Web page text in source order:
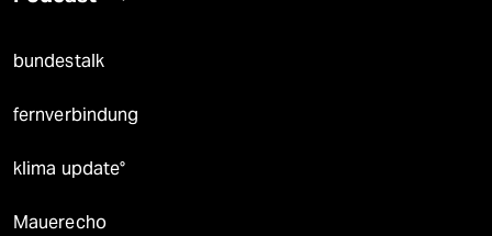
bundestalk
fernverbindung
klima update°
Mauerecho